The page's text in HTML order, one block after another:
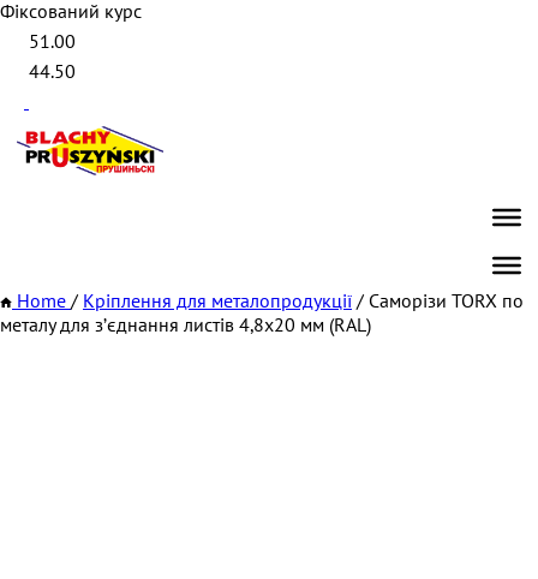
Фіксований курс
51.00
44.50
Home / Кріплення для металопродукції / Саморізи TORX по
металу для зʼєднання листів 4,8х20 мм (RAL)